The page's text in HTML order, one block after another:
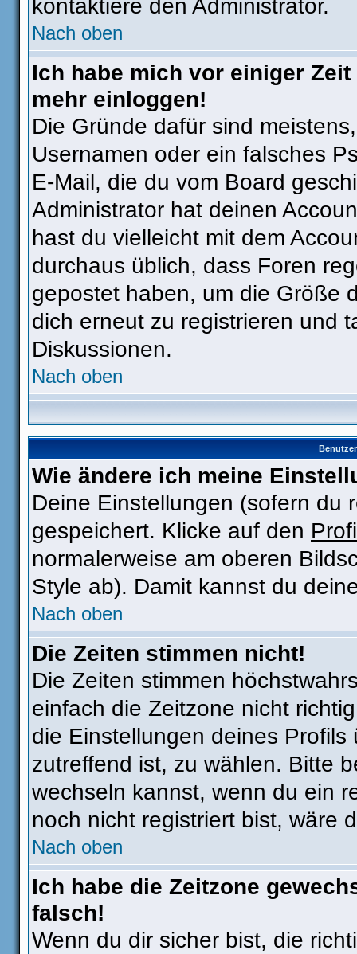
kontaktiere den Administrator.
Nach oben
Ich habe mich vor einiger
mehr einloggen!
Die Gründe dafür sind
Usernamen oder ein falsches
E-Mail, die du vom Board
Administrator hat deinen
hast du vielleicht mit dem
durchaus üblich, dass Foren
gepostet haben, um die Größe
dich erneut zu registrieren und
Diskussionen.
Nach oben
Wie ändere ich meine
Deine Einstellungen (sofern du
gespeichert. Klicke auf den
normalerweise am oberen
Style ab). Damit kannst du
Nach oben
Die Zeiten stimmen nicht!
Die Zeiten stimmen
einfach die Zeitzone nicht
die Einstellungen deines
zutreffend ist, zu wählen. Bitte
wechseln kannst, wenn du ein
noch nicht registriert bist, wäre
Nach oben
Ich habe die Zeitzone
falsch!
Wenn du dir sicher bist, die